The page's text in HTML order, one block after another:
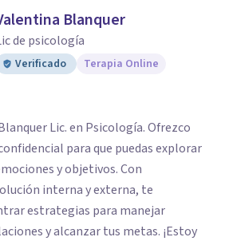
Blanquer
de psicología
Verificado Terapia Online
Lic. en Psicología. Ofrezco
para que puedas explorar
y objetivos. Con
interna y externa, te
estrategias para manejar
y alcanzar tus metas. ¡Estoy